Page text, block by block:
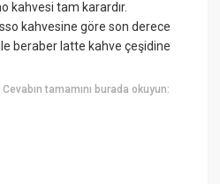
kahvesi tam karardır.
kahvesine göre son derece
beraber latte kahve çeşidine
Cevabın tamamını burada okuyun: